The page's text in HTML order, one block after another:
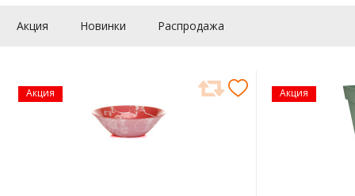
Акция Новинки Распродажа
Акция Акция